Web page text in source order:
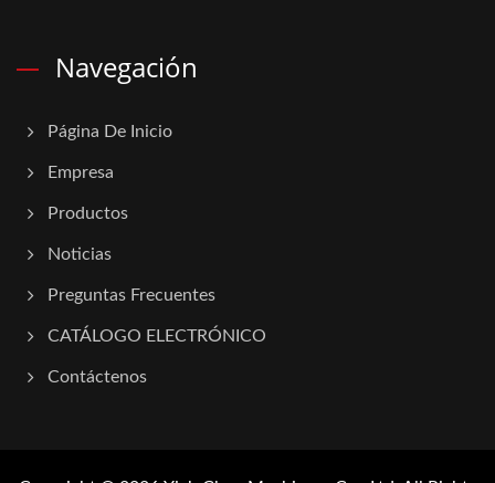
Navegación
Página De Inicio
Empresa
Productos
Noticias
Preguntas Frecuentes
CATÁLOGO ELECTRÓNICO
Contáctenos